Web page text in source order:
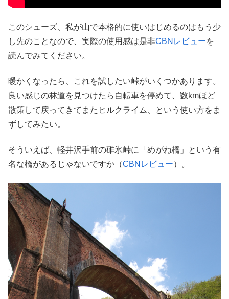
このシューズ、私が山で本格的に使いはじめるのはもう少
し先のことなので、実際の使用感は是非CBNレビューを
読んでみてください。
暖かくなったら、これを試したい峠がいくつかあります。
良い感じの林道を見つけたら自転車を停めて、数kmほど
散策して戻ってきてまたヒルクライム、という使い方をま
ずしてみたい。
そういえば、軽井沢手前の碓氷峠に「めがね橋」という有
名な橋があるじゃないですか（CBNレビュー）。